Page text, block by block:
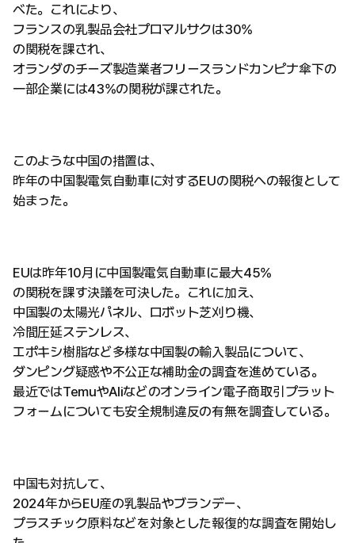
べた。これにより、
フランスの乳製品会社プロマルサクは30%
の関税を課され、
オランダのチーズ製造業者フリースランドカンピナ傘下の
一部企業には43%の関税が課された。
このような中国の措置は、
昨年の中国製電気自動車に対するEUの関税への報復として
始まった。
EUは昨年10月に中国製電気自動車に最大45%
の関税を課す決議を可決した。これに加え、
中国製の太陽光パネル、ロボット芝刈り機、
冷間圧延ステンレス、
エポキシ樹脂など多様な中国製の輸入製品について、
ダンピング疑惑や不公正な補助金の調査を進めている。
最近ではTemuやAliなどのオンライン電子商取引プラット
フォームについても安全規制違反の有無を調査している。
中国も対抗して、
2024年からEU産の乳製品やブランデー、
プラスチック原料などを対象とした報復的な調査を開始し